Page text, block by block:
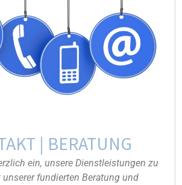
| BERATUNG
ein, unsere Dienstleistungen zu
fundierten Beratung und